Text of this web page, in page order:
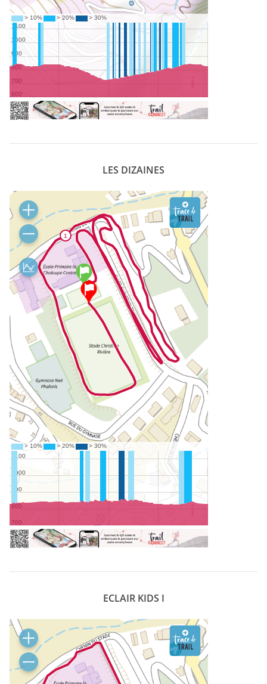
LES DIZAINES
ECLAIR KIDS I